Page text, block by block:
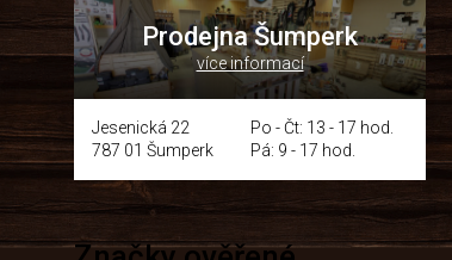
Prodejna Šumperk
více informací
Jesenická 22
787 01 Šumperk
Po - Čt: 13 - 17 hod.
Pá: 9 - 17 hod.